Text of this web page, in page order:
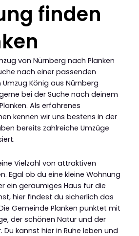
finden
von Nürnberg nach Planken
nach einer passenden
König aus Nürnberg
bei der Suche nach deinem
Als erfahrenes
kennen wir uns bestens in der
bereits zahlreiche Umzüge
Vielzahl von attraktiven
Egal ob du eine kleine Wohnung
ein geräumiges Haus für die
hier findest du sicherlich das
Gemeinde Planken punktet mit
der schönen Natur und der
kannst hier in Ruhe leben und